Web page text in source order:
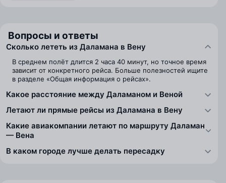
Вопросы и ответы
Сколько лететь из Даламана в Вену
В среднем полёт длится 2 часа 40 минут, но точное время
зависит от конкретного рейса. Больше полезностей ищите
в разделе «Общая информация о рейсах».
Какое расстояние между Даламаном и Веной
Летают ли прямые рейсы из Даламана в Вену
Какие авиакомпании летают по маршруту Даламан
— Вена
В каком городе лучше делать пересадку